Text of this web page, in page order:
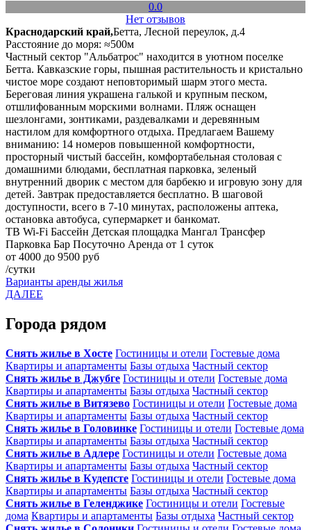
0.0
Нет отзывов
Краснодарский край,Бетта, Лесной переулок, д.4
Расстояние до моря: ≈500м
Частный сектор "Альбатрос" находится в уютном поселке
Бетта. Кавказские горы, пышная растительность и кристально
чистое море создают неповторимый шарм этого места.
Береговая линия украшена галькой и крупным песком,
отшлифованным морскими волнами. Пляж оснащен
шезлонгами, зонтиками, раздевалками и деревянным
настилом для комфортного отдыха. Предлагаем Вашему
вниманию: 14 номеров повышенной комфортности,
просторный чистый бассейн, комфортабельная столовая с
домашними блюдами, бесплатная парковка, зеленый
внутренний дворик с местом для барбекю и игровую зону для
детей. Завтрак предоставляется бесплатно. В шаговой
доступности, всего в 7-10 минутах, расположены аптека,
остановка автобуса, супермаркет и банкомат.
ТВ Wi-Fi Бассейн Детская площадка Мангал Трансфер
Парковка Бар Посуточно Аренда от 1 суток
от 4000 до 9500 руб
/сутки
Варианты аренды жилья
ДАЛЕЕ
Города рядом
Снять жилье в Хосте Гостиницы и отели Гостевые дома
Квартиры и апартаменты Базы отдыха Частный сектор
Снять жилье в Джубге Гостиницы и отели Гостевые дома
Квартиры и апартаменты Базы отдыха Частный сектор
Снять жилье в Витязево Гостиницы и отели Гостевые дома
Квартиры и апартаменты Базы отдыха Частный сектор
Снять жилье в Головинке Гостиницы и отели Гостевые дома
Квартиры и апартаменты Базы отдыха Частный сектор
Снять жилье в Адлере Гостиницы и отели Гостевые дома
Квартиры и апартаменты Базы отдыха Частный сектор
Снять жилье в Кудепсте Гостиницы и отели Гостевые дома
Квартиры и апартаменты Базы отдыха Частный сектор
Снять жилье в Геленджике Гостиницы и отели Гостевые
дома Квартиры и апартаменты Базы отдыха Частный сектор